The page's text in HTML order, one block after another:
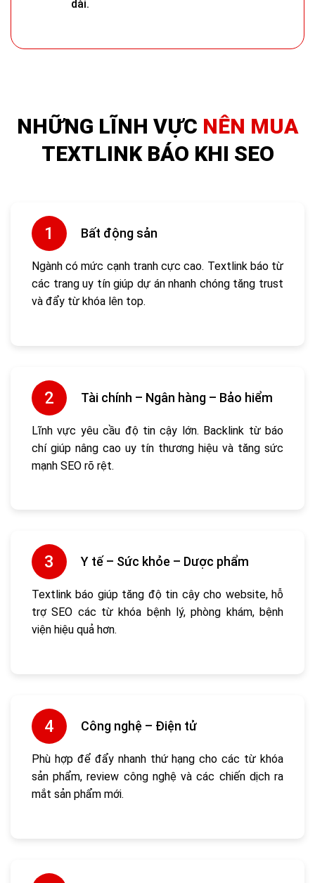
dài.
NHỮNG LĨNH VỰC NÊN MUA
TEXTLINK BÁO KHI SEO
Bất động sản
Ngành có mức cạnh tranh cực cao. Textlink báo từ
các trang uy tín giúp dự án nhanh chóng tăng trust
và đẩy từ khóa lên top.
Tài chính – Ngân hàng – Bảo hiểm
Lĩnh vực yêu cầu độ tin cậy lớn. Backlink từ báo
chí giúp nâng cao uy tín thương hiệu và tăng sức
mạnh SEO rõ rệt.
Y tế – Sức khỏe – Dược phẩm
Textlink báo giúp tăng độ tin cậy cho website, hỗ
trợ SEO các từ khóa bệnh lý, phòng khám, bệnh
viện hiệu quả hơn.
Công nghệ – Điện tử
Phù hợp để đẩy nhanh thứ hạng cho các từ khóa
sản phẩm, review công nghệ và các chiến dịch ra
mắt sản phẩm mới.